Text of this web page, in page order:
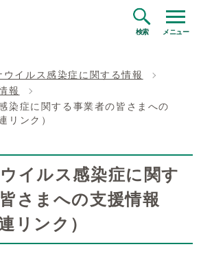
検索 メニュー
ウイルス感染症に関する情報
報
染症に関する事業者の皆さまへの
リンク）
イルス感染症に関す
さまへの支援情報
リンク）